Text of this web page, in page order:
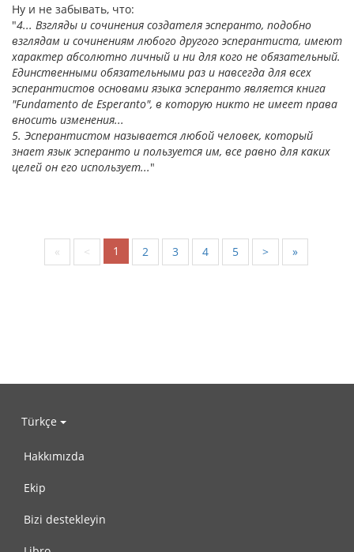
Ну и не забывать, что:
"4... Взгляды и сочинения создателя эсперанто, подобно
взглядам и сочинениям любого другого эсперантиста, имеют
характер абсолютно личный и ни для кого не обязательный.
Единственными обязательными раз и навсегда для всех
эсперантистов основами языка эсперанто является книга
"Fundamento de Esperanto", в которую никто не имеет права
вносить изменения...
5. Эсперантистом называется любой человек, который
знает язык эсперанто и пользуется им, все равно для каких
целей он его использует..."
« < 1 2 3 4 5 > »
Türkçe
Hakkımızda
Ekip
Bizi destekleyin